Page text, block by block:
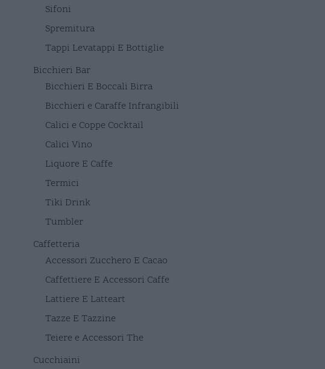
Sifoni
Spremitura
Tappi Levatappi E Bottiglie
Bicchieri Bar
Bicchieri E Boccali Birra
Bicchieri e Caraffe Infrangibili
Calici e Coppe Cocktail
Calici Vino
Liquore E Caffe
Termici
Tiki Drink
Tumbler
Caffetteria
Accessori Zucchero E Cacao
Caffettiere E Accessori Caffe
Lattiere E Latteart
Tazze E Tazzine
Teiere e Accessori The
Cucchiaini